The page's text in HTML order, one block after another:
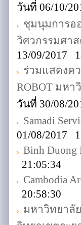
วันที่ 06/10/
ชุมนุมการอ
วิศวกรรมศา
13/09/2017
ร่วมแสดงค
ROBOT มหา
วันที่ 30/08/
Samadi
01/08/2017
Binh Duong
21:05:34
Cambodia
20:58:30
มหาวิทยาลั